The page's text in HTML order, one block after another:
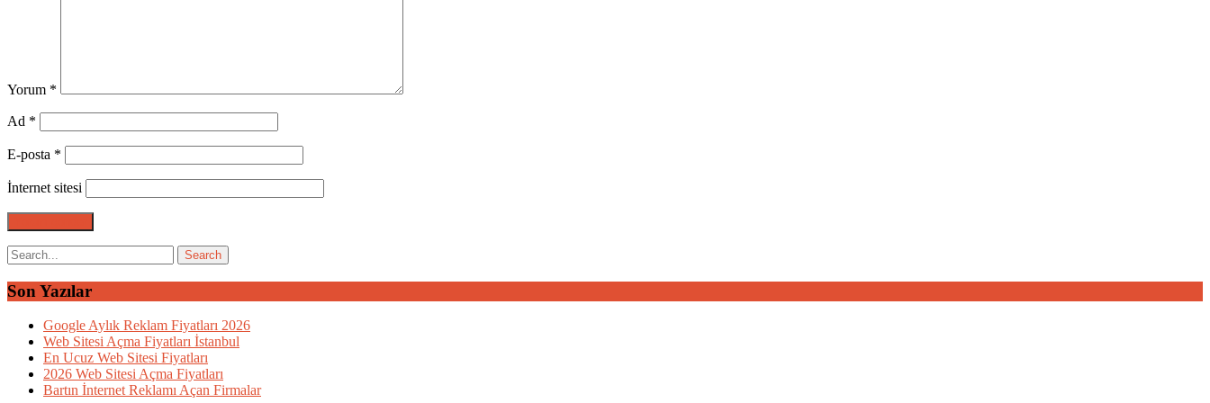
Yorum *
Ad *
E-posta *
İnternet sitesi
Son Yazılar
Google Aylık Reklam Fiyatları 2026
Web Sitesi Açma Fiyatları İstanbul
En Ucuz Web Sitesi Fiyatları
2026 Web Sitesi Açma Fiyatları
Bartın İnternet Reklamı Açan Firmalar